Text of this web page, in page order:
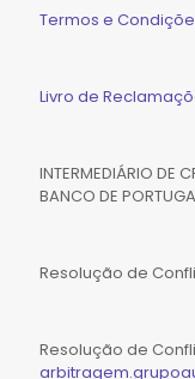
Termos e
Livro de
INTERMEDIÁRIO DE
BANCO DE
Resolução de
Resolução de